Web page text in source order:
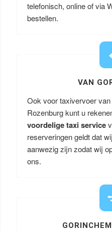
telefonisch, online of via
bestellen.
VAN
Ook voor taxivervoer
Rozenburg kunt u
voordelige taxi service
reserveringen geldt dat
aanwezig zijn zodat wij
ons.